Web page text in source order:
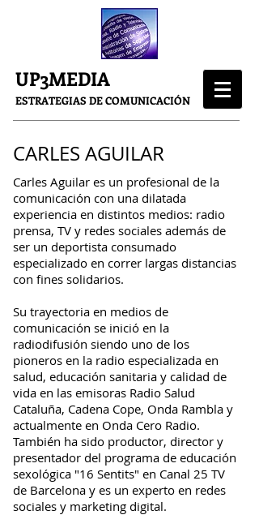
UP3MEDIA
ESTRATEGIAS DE COMUNICACIÓN
CARLES AGUILAR
Carles Aguilar es un profesional de la
comunicación con una dilatada
experiencia en distintos medios: radio
prensa, TV y redes sociales además de
ser un deportista consumado
especializado en correr largas distancias
con fines solidarios.
Su trayectoria en medios de
comunicación se inició en la
radiodifusión siendo uno de los
pioneros en la radio especializada en
salud, educación sanitaria y calidad de
vida en las emisoras Radio Salud
Cataluña, Cadena Cope, Onda Rambla y
actualmente en Onda Cero Radio.
También ha sido productor, director y
presentador del programa de educación
sexológica "16 Sentits" en Canal 25 TV
de Barcelona y es un experto en redes
sociales y marketing digital.